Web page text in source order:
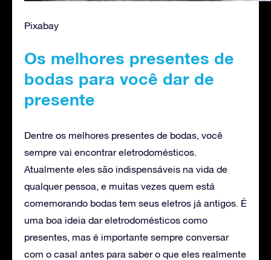
Pixabay
Os melhores presentes de
bodas para você dar de
presente
Dentre os melhores presentes de bodas, você
sempre vai encontrar eletrodomésticos.
Atualmente eles são indispensáveis na vida de
qualquer pessoa, e muitas vezes quem está
comemorando bodas tem seus eletros já antigos. É
uma boa ideia dar eletrodomésticos como
presentes, mas é importante sempre conversar
com o casal antes para saber o que eles realmente